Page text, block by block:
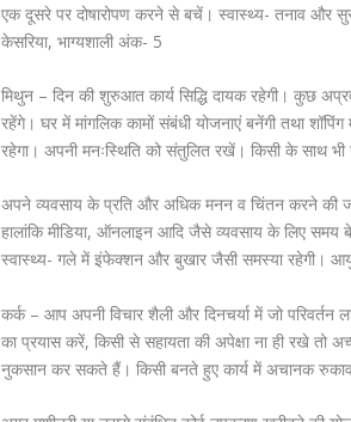
एक दूसरे पर दोषारोपण करने से बचें। स्वास्थ्य- तनाव और
केसरिया, भाग्यशाली अंक- 5
मिथुन – दिन की शुरुआत कार्य सिद्धि दायक रहेगी। कुछ
रहेंगे। घर में मांगलिक कामों संबंधी योजनाएं बनेंगी तथा
रहेगा। अपनी मनःस्थिति को संतुलित रखें। किसी के साथ
अपने व्यवसाय के प्रति और अधिक मनन व चिंतन करने की
हालांकि मीडिया, ऑनलाइन आदि जैसे व्यवसाय के लिए समय
स्वास्थ्य- गले में इंफेक्शन और बुखार जैसी समस्या रहेगी।
कर्क – आप अपनी विचार शैली और दिनचर्या में जो
का प्रयास करें, किसी से सहायता की अपेक्षा ना ही रखे
नुकसान कर सकते हैं। किसी बनते हुए कार्य में अचानक